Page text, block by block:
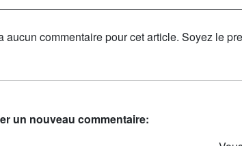
aucun commentaire pour cet article. Soyez le
un nouveau commentaire: